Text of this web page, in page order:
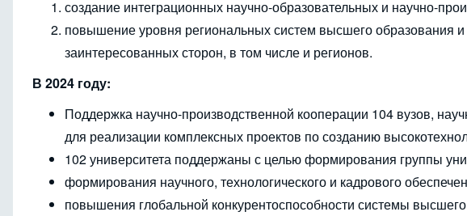
создание интеграционных научно-образовательных и научно-
повышение уровня региональных систем высшего образования и
заинтересованных сторон, в том числе и регионов.
В 2024 году:
Поддержка научно-производственной кооперации 104 вузов,
для реализации комплексных проектов по созданию
102 университета поддержаны с целью формирования группы
формирования научного, технологического и кадрового
повышения глобальной конкурентоспособности системы